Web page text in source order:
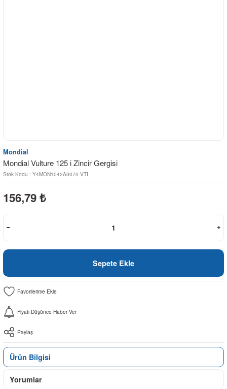
Mondial
Mondial Vulture 125 i Zincir Gergisi
Stok Kodu : Y4MON1042A0070-VTI
156,79 ₺
Sepete Ekle
Fiyatı Düşünce Haber Ver
Paylaş
Ürün Bilgisi
Yorumlar